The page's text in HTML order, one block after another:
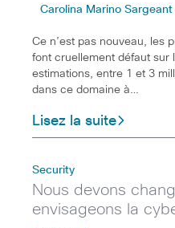
Carolina Marino
Ce n’est pas nouveau, les
font cruellement défaut sur
estimations, entre 1 et 3
dans ce domaine à…
Lisez la suite
Security
Nous devons
envisageons la